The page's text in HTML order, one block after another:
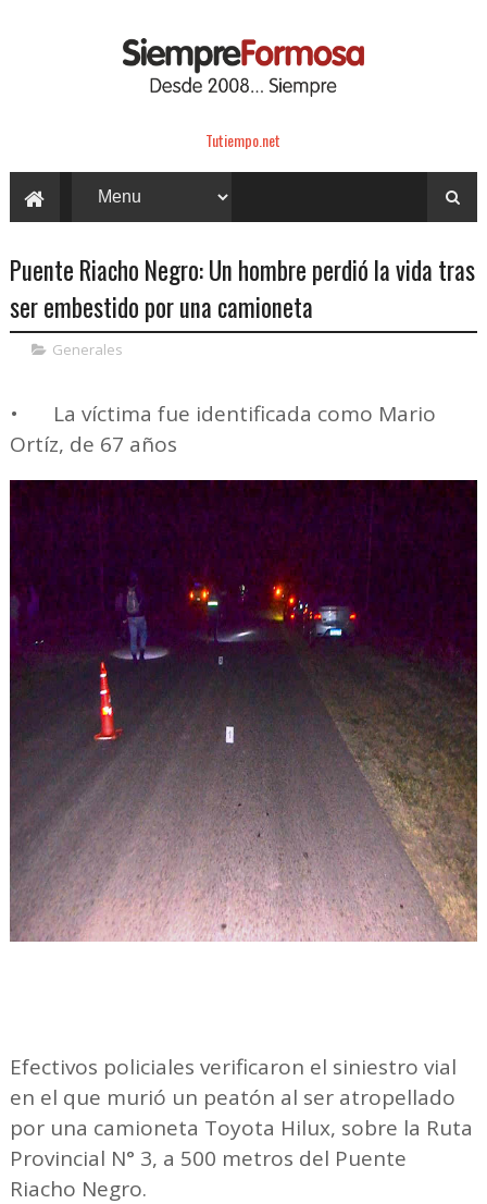
Tutiempo.net
Puente Riacho Negro: Un hombre perdió la vida tras
ser embestido por una camioneta
Generales
•
La víctima fue identificada como Mario
Ortíz, de 67 años
Efectivos policiales verificaron el siniestro vial
en el que murió un peatón al ser atropellado
por una camioneta Toyota Hilux, sobre la Ruta
Provincial N° 3, a 500 metros del Puente
Riacho Negro.